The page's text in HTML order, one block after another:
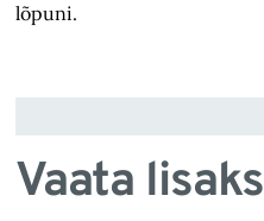
lõpuni.
Vaata lisaks